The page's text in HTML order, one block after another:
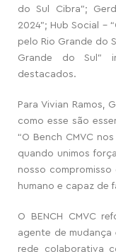
do Sul Cibra”;
2024”; Hub Social –
pelo Rio Grande do
Grande do Sul”
destacados.
Para Vivian Ramos,
como esse são
“O Bench CMVC
quando unimos
nosso
humano e capaz de
O BENCH CMVC
agente de mudança
rede colaborativa